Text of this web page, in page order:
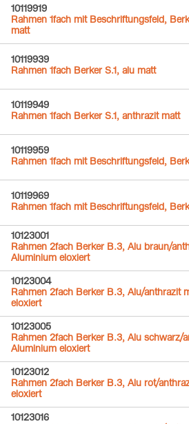
10119919
Rahmen 1fach mit Beschriftungsfeld,
matt
10119939
Rahmen 1fach Berker S.1, alu matt
10119949
Rahmen 1fach Berker S.1, anthrazit matt
10119959
Rahmen 1fach mit Beschriftungsfeld,
10119969
Rahmen 1fach mit Beschriftungsfeld,
10123001
Rahmen 2fach Berker B.3, Alu braun/
Aluminium eloxiert
10123004
Rahmen 2fach Berker B.3, Alu/anthrazit
eloxiert
10123005
Rahmen 2fach Berker B.3, Alu schwarz/
Aluminium eloxiert
10123012
Rahmen 2fach Berker B.3, Alu rot/
eloxiert
10123016